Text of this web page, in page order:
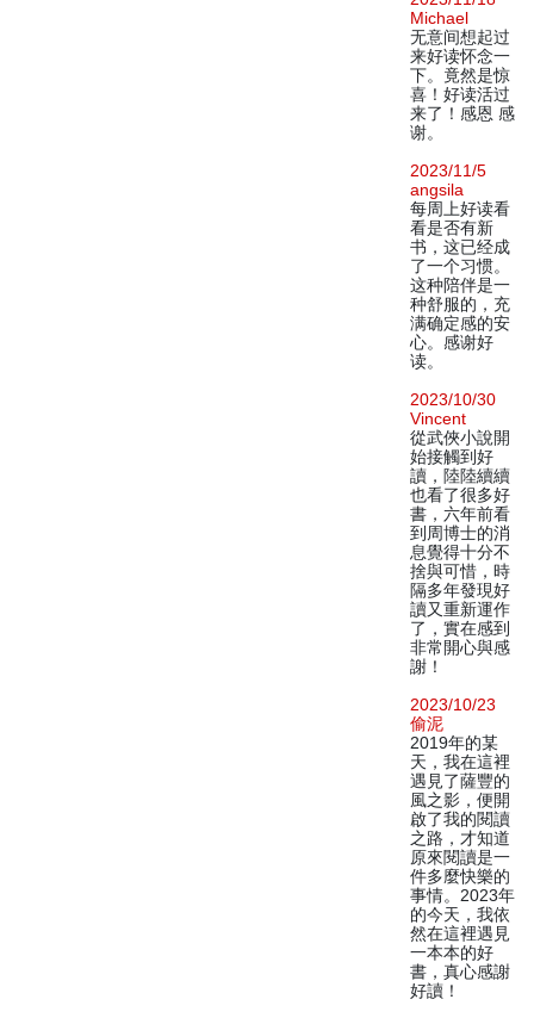
Michael
无意间想起过
来好读怀念一
下。竟然是惊
喜！好读活过
来了！感恩 感
谢。
2023/11/5
angsila
每周上好读看
看是否有新
书，这已经成
了一个习惯。
这种陪伴是一
种舒服的，充
满确定感的安
心。感谢好
读。
2023/10/30
Vincent
從武俠小說開
始接觸到好
讀，陸陸續續
也看了很多好
書，六年前看
到周博士的消
息覺得十分不
捨與可惜，時
隔多年發現好
讀又重新運作
了，實在感到
非常開心與感
謝！
2023/10/23
偷泥
2019年的某
天，我在這裡
遇見了薩豐的
風之影，便開
啟了我的閱讀
之路，才知道
原來閱讀是一
件多麼快樂的
事情。2023年
的今天，我依
然在這裡遇見
一本本的好
書，真心感謝
好讀！